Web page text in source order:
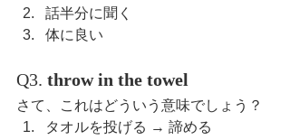
話半分に聞く
体に良い
Q3. throw in the towel
さて、これはどういう意味でしょう？
タオルを投げる → 諦める